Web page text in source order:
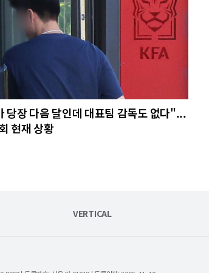
당장 다음 달인데 대표팀 감독도 없다"...
현재 상황
VERTICAL